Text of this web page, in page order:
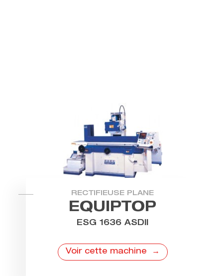
RECTIFIEUSE PLANE
EQUIPTOP
ESG 1636 ASDII
Voir cette machine